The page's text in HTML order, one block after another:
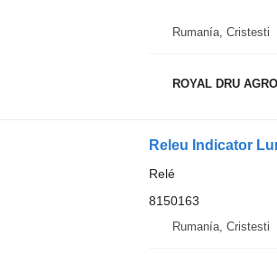
Rumanía, Cristesti
ROYAL DRU
Releu Indicator
Relé
8150163
Rumanía, Cristesti